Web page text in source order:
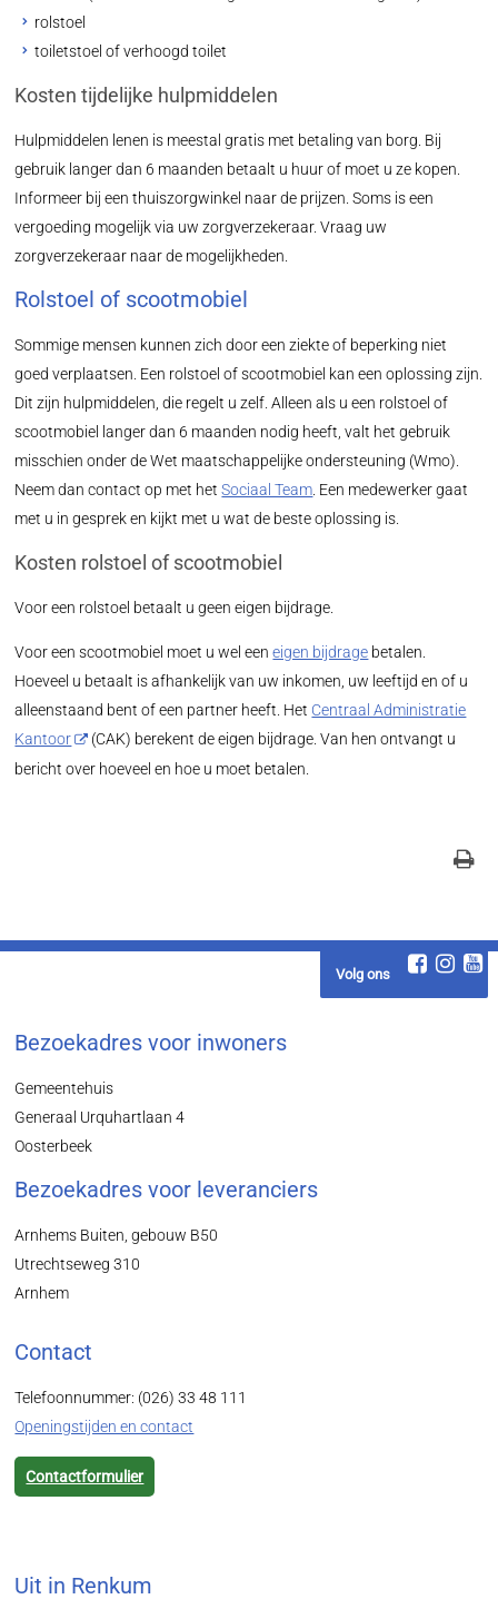
rolstoel
toiletstoel of verhoogd toilet
Kosten tijdelijke hulpmiddelen
Hulpmiddelen lenen is meestal gratis met betaling van borg. Bij
gebruik langer dan 6 maanden betaalt u huur of moet u ze kopen.
Informeer bij een thuiszorgwinkel naar de prijzen. Soms is een
vergoeding mogelijk via uw zorgverzekeraar. Vraag uw
zorgverzekeraar naar de mogelijkheden.
Rolstoel of scootmobiel
Sommige mensen kunnen zich door een ziekte of beperking niet
goed verplaatsen. Een rolstoel of scootmobiel kan een oplossing zijn.
Dit zijn hulpmiddelen, die regelt u zelf. Alleen als u een rolstoel of
scootmobiel langer dan 6 maanden nodig heeft, valt het gebruik
misschien onder de Wet maatschappelijke ondersteuning (Wmo).
Neem dan contact op met hetSociaal Team . Een medewerker gaat
met u in gesprek en kijkt met u wat de beste oplossing is.
Kosten rolstoel of scootmobiel
Voor een rolstoel betaalt u geen eigen bijdrage.
Voor een scootmobiel moet u wel eeneigen bijdrage betalen.
Hoeveel u betaalt is afhankelijk van uw inkomen, uw leeftijd en of u
alleenstaand bent of een partner heeft. Het Centraal Administratie
Kantoor
(CAK) berekent de eigen bijdrage. Van hen ontvangt u
bericht over hoeveel en hoe u moet betalen.
Volg ons
Bezoekadres voor inwoners
Gemeentehuis
Generaal Urquhartlaan 4
Oosterbeek
Bezoekadres voor leveranciers
Arnhems Buiten, gebouw B50
Utrechtseweg 310
Arnhem
Contact
Telefoonnummer: (026) 33 48 111
Openingstijden en contact
Contactformulier
Uit in Renkum